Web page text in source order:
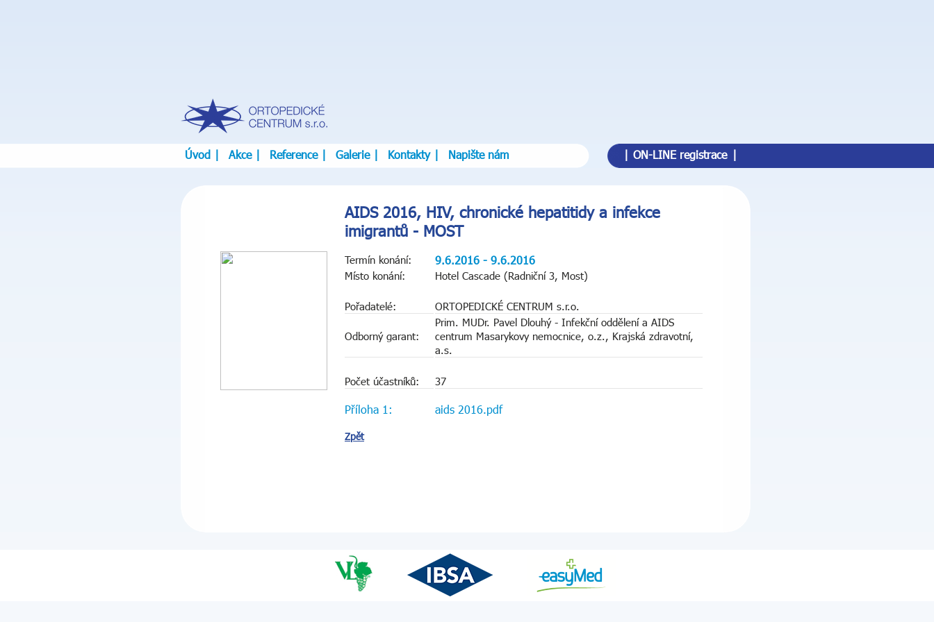
Úvod | Akce | Reference | Galerie | Kontakty | Napište nám | ON-LINE registrace |
AIDS 2016, HIV, chronické hepatitidy a infekce
imigrantů - MOST
Termín konání: 9.6.2016 - 9.6.2016
Místo konání: Hotel Cascade (Radniční 3, Most)
Pořadatelé: ORTOPEDICKÉ CENTRUM s.r.o.
Odborný garant:
Prim. MUDr. Pavel Dlouhý - Infekční oddělení a AIDS
centrum Masarykovy nemocnice, o.z., Krajská zdravotní,
a.s.
Počet účastníků: 37
Příloha 1: aids 2016.pdf
Zpět